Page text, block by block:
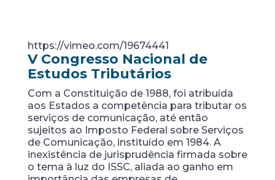
https://vimeo.com/19674441
V Congresso Nacional de
Estudos Tributários
Com a Constituição de 1988, foi atribuída
aos Estados a competência para tributar os
serviços de comunicação, até então
sujeitos ao Imposto Federal sobre Serviços
de Comunicação, instituído em 1984. A
inexistência de jurisprudência firmada sobre
o tema à luz do ISSC, aliada ao ganho em